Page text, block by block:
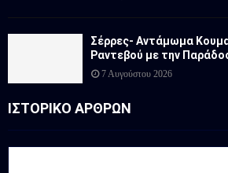
Σέρρες- Αντάμωμα
Ραντεβού με την
7 Αυγούστου 2026
ΙΣΤΟΡΙΚΟ ΑΡΘΡΩΝ